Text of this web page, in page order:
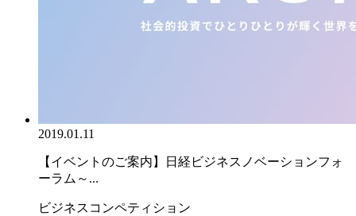
2019.01.11
【イベントのご案内】日経ビジネスノベーションフォ
ーラム～...
ビジネスコンペティション